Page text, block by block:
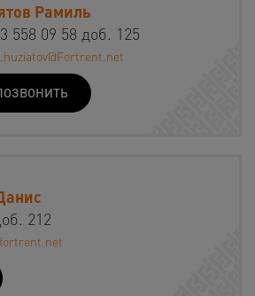
Рамиль
558 09 58 доб. 125
212